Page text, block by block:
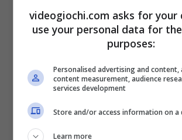
fare la differenza tra un’amara
vittoria piuttosto semplice nel
tratta di una soluzione geniale
E’ assolutamente necessario
videogiochi.com asks for your
use your personal data for
purposes:
Personalised advertising and content,
content measurement, audience
services development
Store and/or access information on a
Learn more